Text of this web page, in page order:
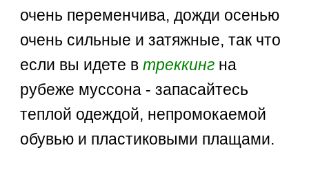
очень переменчива, дожди осенью
очень сильные и затяжные, так что
если вы идете втреккинг на
рубеже муссона - запасайтесь
теплой одеждой, непромокаемой
обувью и пластиковыми плащами.